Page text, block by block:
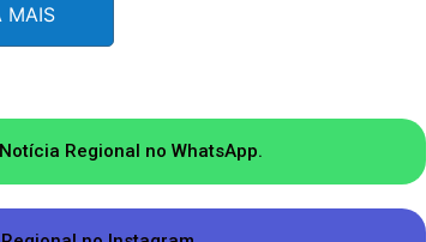
MAIS
Regional no WhatsApp.